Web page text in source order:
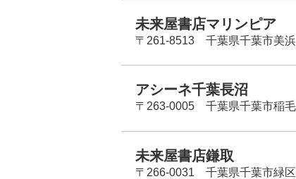
未来屋書店マリンピア
〒261-8513 千葉県千葉市美
アシーネ千葉長沼
〒263-0005 千葉県千葉市稲
未来屋書店鎌取
〒266-0031 千葉県千葉市緑